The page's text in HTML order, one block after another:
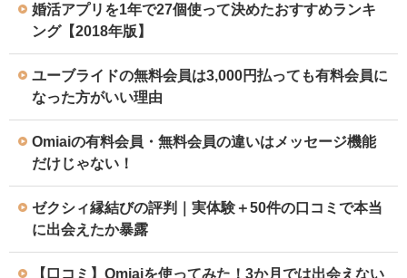
婚活アプリを1年で27個使って決めたおすすめランキ
ング【2018年版】
ユーブライドの無料会員は3,000円払っても有料会員に
なった方がいい理由
Omiaiの有料会員・無料会員の違いはメッセージ機能
だけじゃない！
ゼクシィ縁結びの評判｜実体験＋50件の口コミで本当
に出会えたか暴露
【口コミ】Omiaiを使ってみた！3か月では出会えない